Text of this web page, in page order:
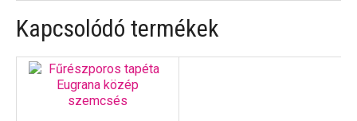
Kapcsolódó termékek